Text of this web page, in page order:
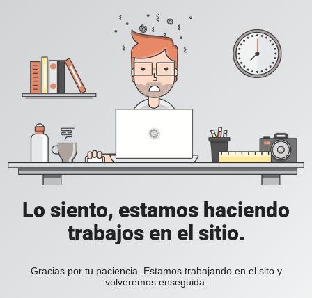
Lo siento, estamos haciendo
trabajos en el sitio.
Gracias por tu paciencia. Estamos trabajando en el sito y
volveremos enseguida.